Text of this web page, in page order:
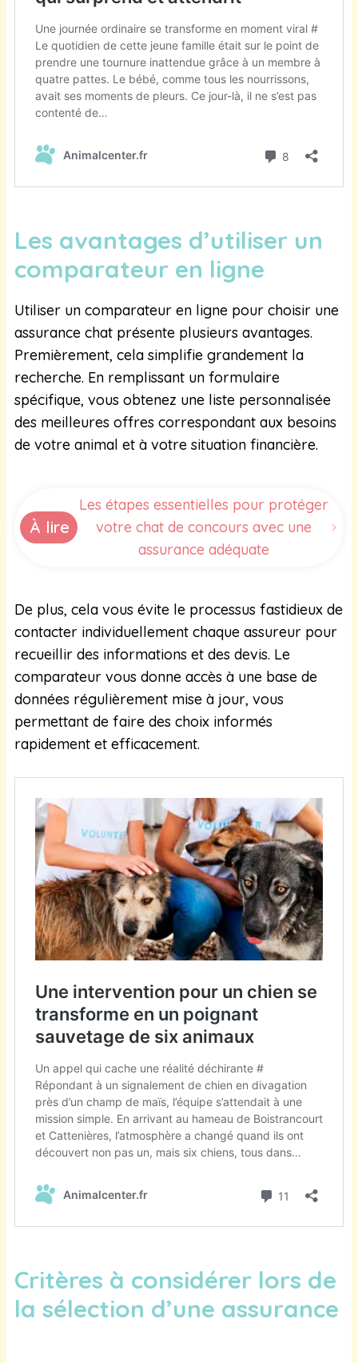
Les avantages d’utiliser un
comparateur en ligne
Utiliser un comparateur en ligne pour choisir une
assurance chat présente plusieurs avantages.
Premièrement, cela simplifie grandement la
recherche. En remplissant un formulaire
spécifique, vous obtenez une liste personnalisée
des meilleures offres correspondant aux besoins
de votre animal et à votre situation financière.
À lire
Les étapes essentielles pour protéger
votre chat de concours avec une
assurance adéquate
De plus, cela vous évite le processus fastidieux de
contacter individuellement chaque assureur pour
recueillir des informations et des devis. Le
comparateur vous donne accès à une base de
données régulièrement mise à jour, vous
permettant de faire des choix informés
rapidement et efficacement.
Critères à considérer lors de
la sélection d’une assurance